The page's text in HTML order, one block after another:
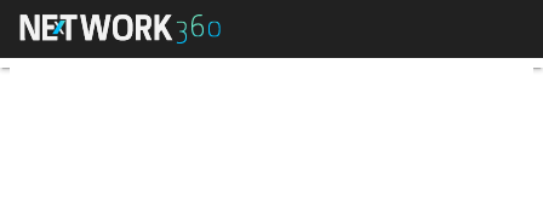
Intelligent computing, Zte